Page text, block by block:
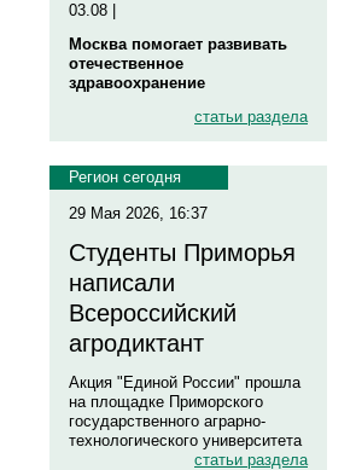
03.08 |
Москва помогает развивать
отечественное
здравоохранение
статьи раздела
Регион сегодня
29 Мая 2026, 16:37
Студенты Приморья
написали
Всероссийский
агродиктант
Акция "Единой России" прошла
на площадке Приморского
государственного аграрно-
технологического университета
статьи раздела